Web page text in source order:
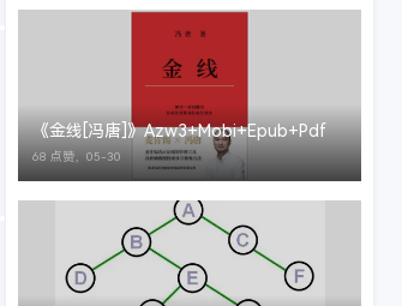
《金线[冯唐]》Azw3+Mobi+Epub+Pdf
68 点赞， 05-30